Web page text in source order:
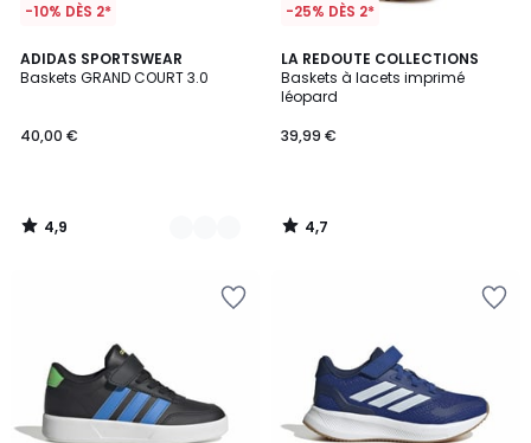
-10% DÈS 2*
ADIDAS SPORTSWEAR
Baskets GRAND COURT 3.0
40,00 €
4,9
/ 5
4
Couleurs
4,9
/
-25% DÈS 2*
LA REDOUTE COLLECTIONS
Baskets à lacets imprimé
léopard
39,99 €
4,7
/ 5
4,7
/